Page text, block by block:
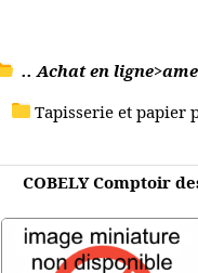
.. Achat en
Tapisserie et papier
COBELY Comptoir